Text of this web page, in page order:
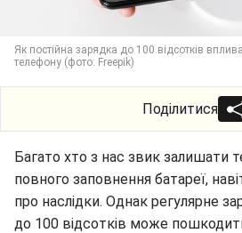
Як постійна зарядка до 100 відсотків
телефону (фото: Freepik)
Поділитися
Багато хто з нас звик залишати
повного заповнення батареї,
про наслідки. Однак регулярне
до 100 відсотків може